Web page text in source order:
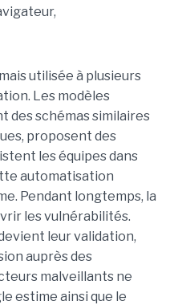
utilisée à plusieurs
Les modèles
des schémas similaires
proposent des
les équipes dans
automatisation
Pendant longtemps, la
les vulnérabilités.
leur validation,
auprès des
malveillants ne
estime ainsi que le